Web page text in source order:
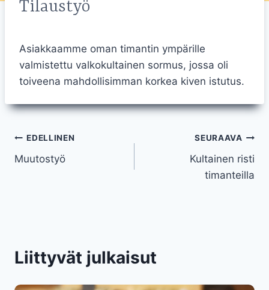
Tilaustyö
Asiakkaamme oman timantin ympärille
valmistettu valkokultainen sormus, jossa oli
toiveena mahdollisimman korkea kiven istutus.
Artikkelien
selaus
EDELLINEN
Muutostyö
SEURAAVA
Kultainen risti
timanteilla
Liittyvät julkaisut